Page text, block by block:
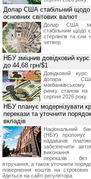
Долар США стабільний щодо
основних світових валют
Долар США
стабільним щодо
стерлінгів та єни
четвер.
НБУ зміцнив довідковий курс
до 44,68 грн/$1
Довідковий
долара
міжбанківському
ринку станом на
серпня 2026 року.
НБУ планує модернізувати
перекази та уточнити
вкладів
Національний
(НБУ) пропонує
надавачів
забезпечити
виконання
переказів
втручання, а також уточнити
повернення коштів на строкових
йдеться на сайті регулятора.